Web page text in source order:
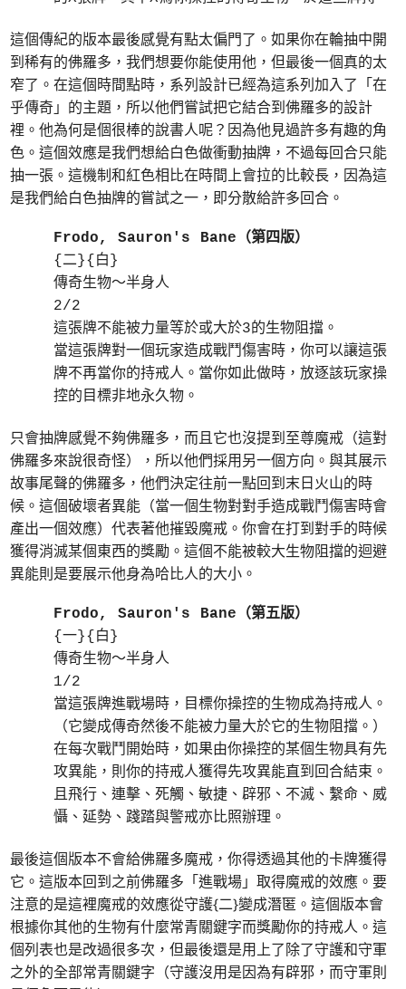
這個傳紀的版本最後感覺有點太偏門了。如果你在輪抽中開
到稀有的佛羅多，我們想要你能使用他，但最後一個真的太
窄了。在這個時間點時，系列設計已經為這系列加入了「在
乎傳奇」的主題，所以他們嘗試把它結合到佛羅多的設計
裡。他為何是個很棒的說書人呢？因為他見過許多有趣的角
色。這個效應是我們想給白色做衝動抽牌，不過每回合只能
抽一張。這機制和紅色相比在時間上會拉的比較長，因為這
是我們給白色抽牌的嘗試之一，即分散給許多回合。
Frodo, Sauron's Bane（第四版）
{二}{白}
傳奇生物～半身人
2/2
這張牌不能被力量等於或大於3的生物阻擋。
當這張牌對一個玩家造成戰鬥傷害時，你可以讓這張
牌不再當你的持戒人。當你如此做時，放逐該玩家操
控的目標非地永久物。
只會抽牌感覺不夠佛羅多，而且它也沒提到至尊魔戒（這對
佛羅多來說很奇怪），所以他們採用另一個方向。與其展示
故事尾聲的佛羅多，他們決定往前一點回到末日火山的時
候。這個破壞者異能（當一個生物對對手造成戰鬥傷害時會
產出一個效應）代表著他摧毀魔戒。你會在打到對手的時候
獲得消滅某個東西的獎勵。這個不能被較大生物阻擋的迴避
異能則是要展示他身為哈比人的大小。
Frodo, Sauron's Bane（第五版）
{一}{白}
傳奇生物～半身人
1/2
當這張牌進戰場時，目標你操控的生物成為持戒人。
（它變成傳奇然後不能被力量大於它的生物阻擋。）
在每次戰鬥開始時，如果由你操控的某個生物具有先
攻異能，則你的持戒人獲得先攻異能直到回合結束。
且飛行、連擊、死觸、敏捷、辟邪、不滅、繫命、威
懾、延勢、踐踏與警戒亦比照辦理。
最後這個版本不會給佛羅多魔戒，你得透過其他的卡牌獲得
它。這版本回到之前佛羅多「進戰場」取得魔戒的效應。要
注意的是這裡魔戒的效應從守護{二}變成潛匿。這個版本會
根據你其他的生物有什麼常青關鍵字而獎勵你的持戒人。這
個列表也是改過很多次，但最後還是用上了除了守護和守軍
之外的全部常青關鍵字（守護沒用是因為有辟邪，而守軍則